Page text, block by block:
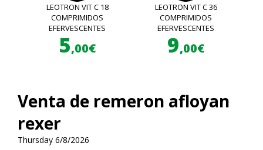
LEOTRON VIT C 18
COMPRIMIDOS
EFERVESCENTES
5,00€
LEOTRON VIT C 36
COMPRIMIDOS
EFERVESCENTES
9,00€
Venta de remeron afloyan
rexer
Thursday 6/8/2026